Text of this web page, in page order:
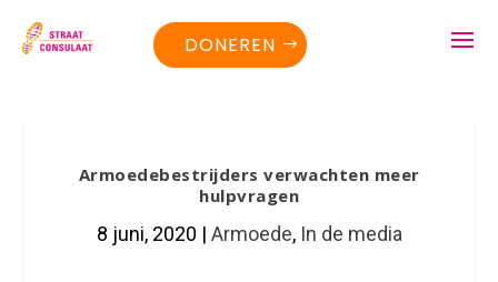
DONEREN
Armoedebestrijders verwachten meer
hulpvragen
8 juni, 2020 | Armoede, In de media